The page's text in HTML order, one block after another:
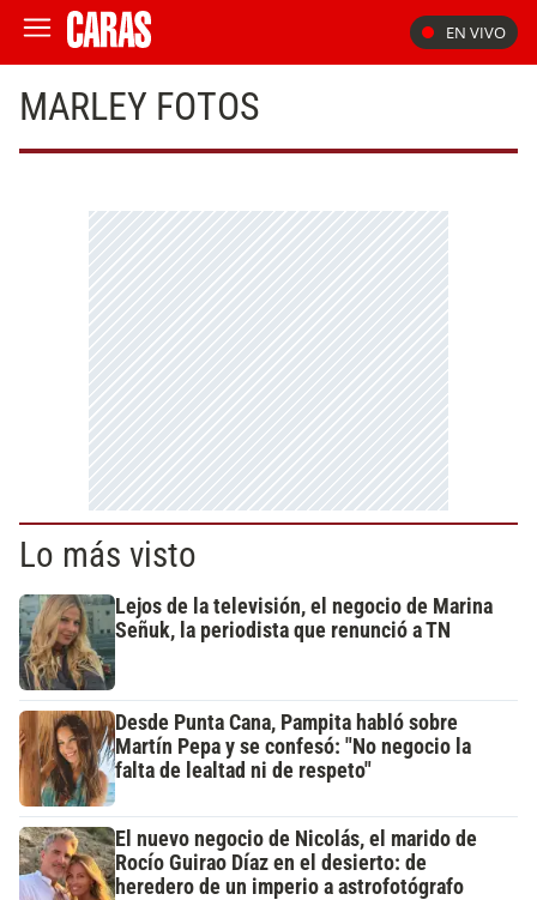
EN VIVO
MARLEY FOTOS
Lo más visto
Lejos de la televisión, el negocio de Marina
Señuk, la periodista que renunció a TN
Desde Punta Cana, Pampita habló sobre
Martín Pepa y se confesó: "No negocio la
falta de lealtad ni de respeto"
El nuevo negocio de Nicolás, el marido de
Rocío Guirao Díaz en el desierto: de
heredero de un imperio a astrofotógrafo